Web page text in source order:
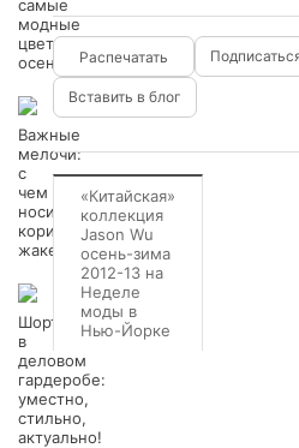
самые
модные
цвета
осени-2012
Важные
мелочи:
с
чем
носить
коричневый
жакет?
Шорты
в
деловом
гардеробе:
уместно,
стильно,
актуально!
Вставить в блог
«Китайская»
коллекция
Jason Wu
осень-зима
2012-13 на
Неделе
моды в
Нью-Йорке